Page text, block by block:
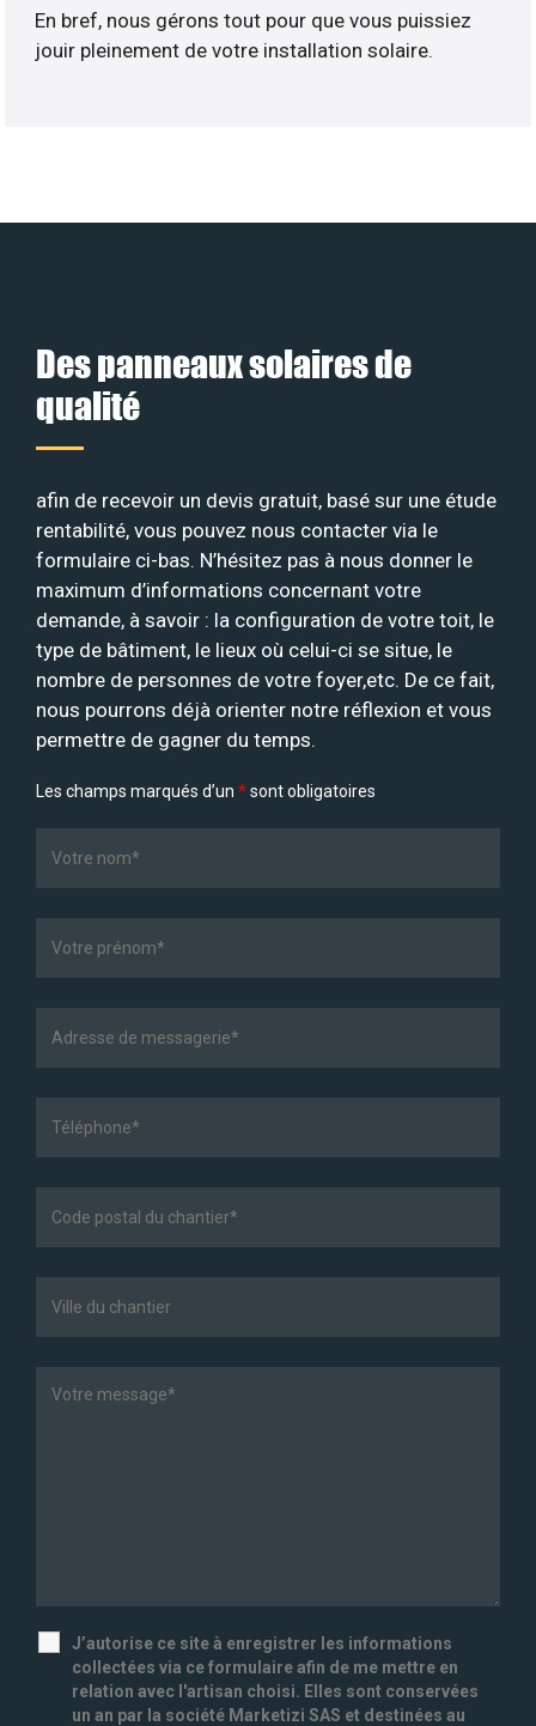
En bref, nous gérons tout pour que vous puissiez
jouir pleinement de votre installation solaire.
Des panneaux solaires de
qualité
afin de recevoir un devis gratuit, basé sur une étude
rentabilité, vous pouvez nous contacter via le
formulaire ci-bas. N’hésitez pas à nous donner le
maximum d’informations concernant votre
demande, à savoir : la configuration de votre toit, le
type de bâtiment, le lieux où celui-ci se situe, le
nombre de personnes de votre foyer,etc. De ce fait,
nous pourrons déjà orienter notre réflexion et vous
permettre de gagner du temps.
Les champs marqués d’un *sont obligatoires
J’autorise ce site à enregistrer les informations
collectées via ce formulaire afin de me mettre en
relation avec l'artisan choisi. Elles sont conservées
un an par la société Marketizi SAS et destinées au